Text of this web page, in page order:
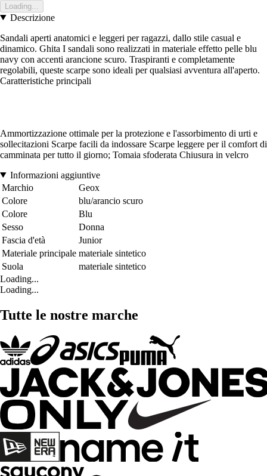
Loading...
Descrizione
Sandali aperti anatomici e leggeri per ragazzi, dallo stile casual e
dinamico. Ghita I sandali sono realizzati in materiale effetto pelle blu
navy con accenti arancione scuro. Traspiranti e completamente
regolabili, queste scarpe sono ideali per qualsiasi avventura all'aperto.
Caratteristiche principali
Ammortizzazione ottimale per la protezione e l'assorbimento di urti e
sollecitazioni Scarpe facili da indossare Scarpe leggere per il comfort di
camminata per tutto il giorno; Tomaia sfoderata Chiusura in velcro
Informazioni aggiuntive
Marchio
Geox
Colore
blu/arancio scuro
Colore
Blu
Sesso
Donna
Fascia d'età
Junior
Materiale principale materiale sintetico
Suola
materiale sintetico
Loading...
Loading...
Tutte le nostre marche